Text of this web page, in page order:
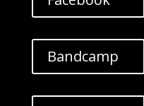
Bandcamp